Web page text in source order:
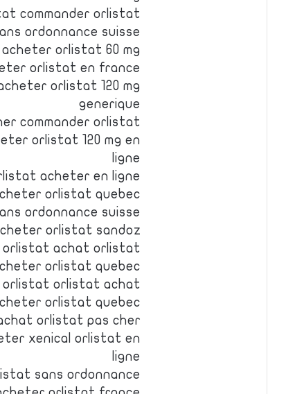
commander orlistat
ordonnance suisse
orlistat 60 mg
orlistat en france
orlistat 120 mg
generique
commander orlistat
orlistat 120 mg en
ligne
acheter en ligne
orlistat quebec
ordonnance suisse
orlistat sandoz
orlistat achat orlistat
orlistat quebec
orlistat orlistat achat
orlistat quebec
orlistat pas cher
xenical orlistat en
ligne
sans ordonnance